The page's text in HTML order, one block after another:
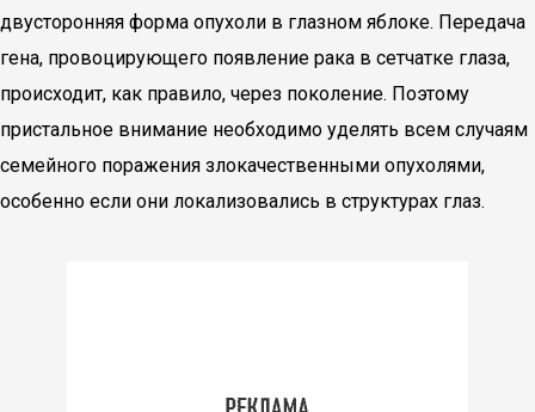
двусторонняя форма опухоли в глазном яблоке. Передача
гена, провоцирующего появление рака в сетчатке глаза,
происходит, как правило, через поколение. Поэтому
пристальное внимание необходимо уделять всем случаям
семейного поражения злокачественными опухолями,
особенно если они локализовались в структурах глаз.